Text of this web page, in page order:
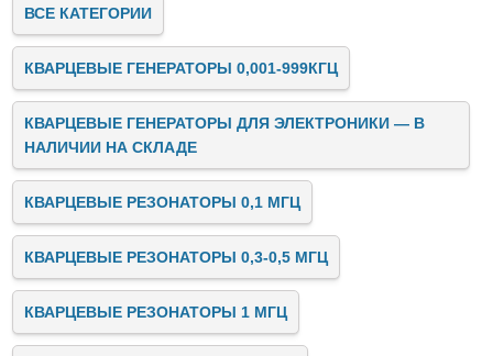
ВСЕ КАТЕГОРИИ
КВАРЦЕВЫЕ ГЕНЕРАТОРЫ 0,001-999КГЦ
КВАРЦЕВЫЕ ГЕНЕРАТОРЫ ДЛЯ ЭЛЕКТРОНИКИ — В
НАЛИЧИИ НА СКЛАДЕ
КВАРЦЕВЫЕ РЕЗОНАТОРЫ 0,1 МГЦ
КВАРЦЕВЫЕ РЕЗОНАТОРЫ 0,3-0,5 МГЦ
КВАРЦЕВЫЕ РЕЗОНАТОРЫ 1 МГЦ